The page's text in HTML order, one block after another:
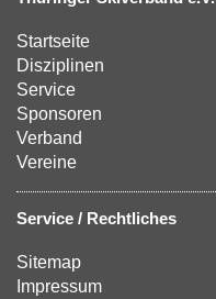
Startseite
Disziplinen
Service
Sponsoren
Verband
Vereine
Service / Rechtliches
Sitemap
Impressum